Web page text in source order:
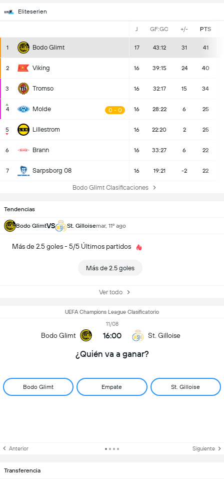
Eliteserien
J GF:GC +/- PTS
1 Bodo Glimt 17 43:12 31 41
2 Viking 16 39:15 24 40
3 Tromso 16 32:17 15 34
4 Molde 0 - 0 16 28:22 6 25
5 Lillestrom 16 22:20 2 25
6 Brann 16 33:27 6 22
7 Sarpsborg 08 16 19:21 -2 22
Bodo Glimt Clasificaciones
Tendencias
Bodo GlimtVS St. Gilloisemar, 11º ago
Más de 2.5 goles - 5/5 Últimos partidos
Más de 2.5 goles
Ver todo
UEFA Champions League Clasificatorio
Bodo Glimt
11/08
16:00 St. Gilloise
¿Quién va a ganar?
Bodo Glimt Empate St. Gilloise
Anterior Siguiente
Transferencia